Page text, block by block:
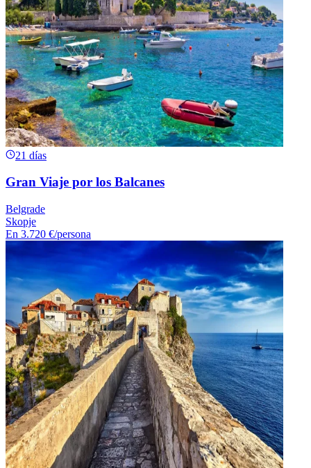
21 días
Gran Viaje por los Balcanes
Belgrade
Skopje
En 3.720 €/persona